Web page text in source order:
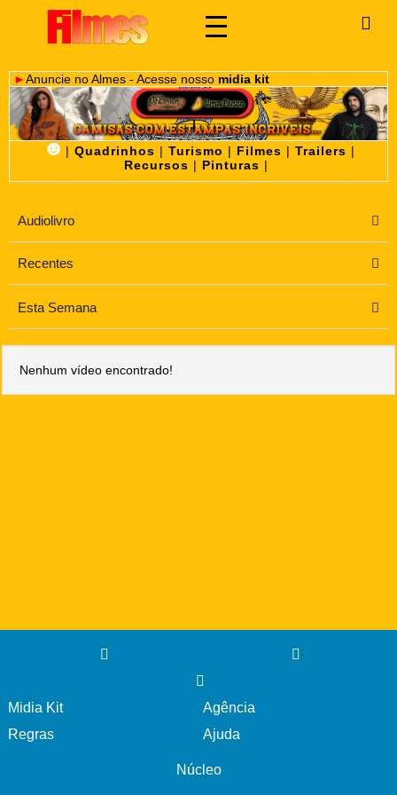
►Anuncie no Almes - Acesse nosso midia kit
☻| Quadrinhos | Turismo | Filmes | Trailers |
Recursos | Pinturas |
Audiolivro
Recentes
Esta Semana
Nenhum vídeo encontrado!
Midia Kit
Agência
Regras
Ajuda
Núcleo